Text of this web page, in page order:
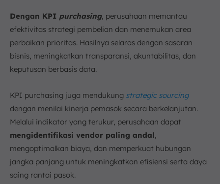
Dengan KPI purchasing, perusahaan memantau
efektivitas strategi pembelian dan menemukan area
perbaikan prioritas. Hasilnya selaras dengan sasaran
bisnis, meningkatkan transparansi, akuntabilitas, dan
keputusan berbasis data.
KPI purchasing juga mendukung strategic sourcing
dengan menilai kinerja pemasok secara berkelanjutan.
Melalui indikator yang terukur, perusahaan dapat
mengidentifikasi vendor paling andal,
mengoptimalkan biaya, dan memperkuat hubungan
jangka panjang untuk meningkatkan efisiensi serta daya
saing rantai pasok.